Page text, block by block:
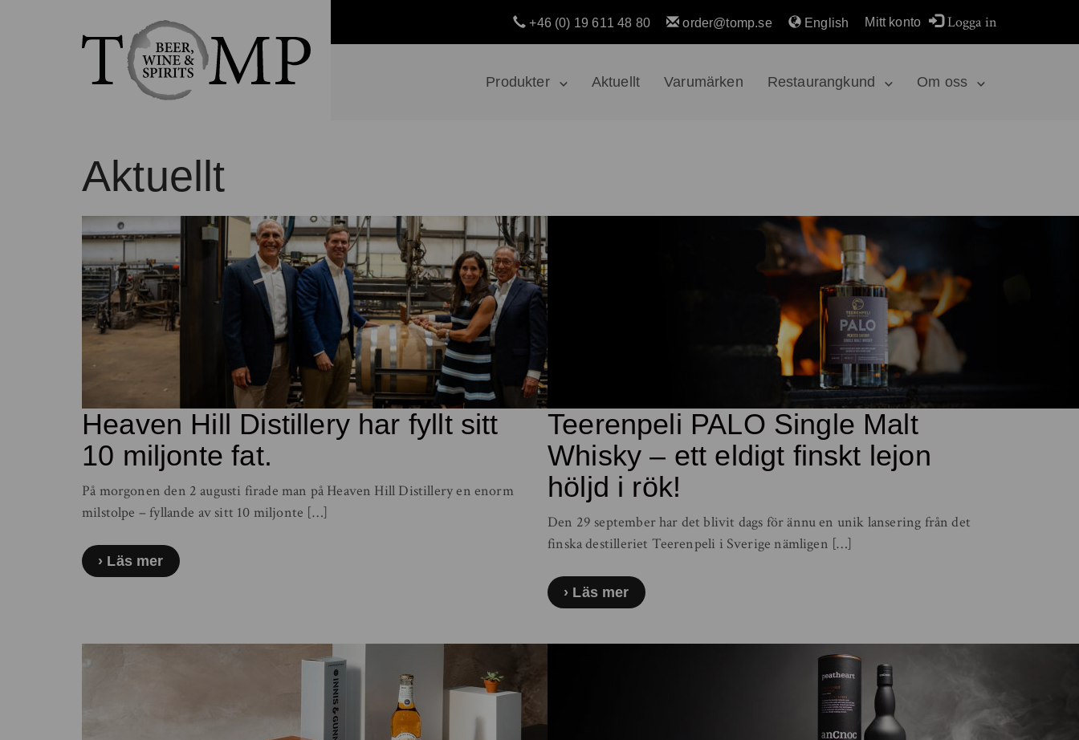
Produkter Aktuellt Varumärken Restaurangkund Om oss
+46 (0) 19 611 48 80 order@tomp.se English Mitt konto Logga in
Aktuellt
Heaven Hill Distillery har fyllt sitt
10 miljonte fat.
På morgonen den 2 augusti firade man på Heaven Hill Distillery en enorm
milstolpe – fyllande av sitt 10 miljonte […]
Läs mer
Teerenpeli PALO Single Malt
Whisky – ett eldigt finskt lejon
höljd i rök!
Den 29 september har det blivit dags för ännu en unik lansering från det
finska destilleriet Teerenpeli i Sverige nämligen […]
Läs mer